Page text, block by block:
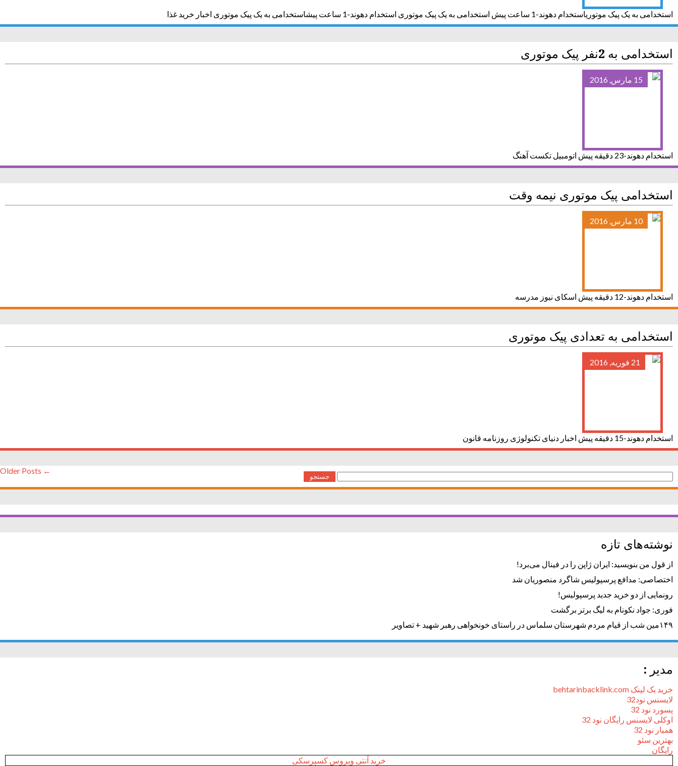
استخدامی به یک پیک موتوریاستخدام دهوند-1 ساعت پیش استخدامی به یک پیک موتوری استخدام دهوند-1 ساعت پیشاستخدامی به یک پیک موتوری اخبار خرید غذا
استخدامی به 2نفر پیک موتوری
15 مارس, 2016
استخدام دهوند-23 دقیقه پیش اتومبیل تکست آهنگ
استخدامی پیک موتوری نیمه وقت
10 مارس, 2016
استخدام دهوند-12 دقیقه پیش اسکای نیوز مدرسه
استخدامی به تعدادی پیک موتوری
21 فوریه, 2016
استخدام دهوند-15 دقیقه پیش اخبار دنیای تکنولوژی روزنامه قانون
← Older Posts
جستجو
برای:
نوشته‌های تازه
از قول من بنویسید: ایران ژاپن را در فینال می‌برد!
اختصاصی: مدافع پرسپولیس شاگرد منصوریان شد
رونمایی از دو خرید جدید پرسپولیس!
فوری: جواد نکونام به لیگ برتر برگشت
۱۴۹مین شب از قیام مردم شهرستان سلماس در راستای خونخواهی رهبر شهید + تصاویر
مدیر :
خرید بک لینک behtarinbacklink.com
لایسنس نود32
پسورد نود 32
اوکلی لایسنس رایگان نود 32
همیار نود 32
بهترین سئو
رایگان
خرید آنتی ویروس کسپرسکی